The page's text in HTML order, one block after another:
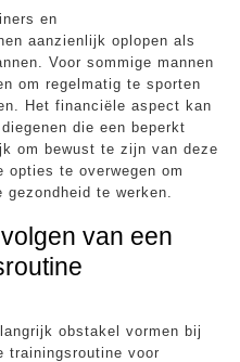
en
aanzienlijk oplopen als
Voor sommige mannen
om regelmatig te sporten
Het financiële aspect kan
die een beperkt
om bewust te zijn van deze
opties te overwegen om
te werken.
van een
obstakel vormen bij
trainingsroutine voor